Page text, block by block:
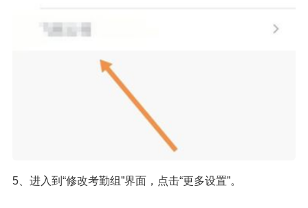
5、进入到“修改考勤组”界面，点击“更多设置”。